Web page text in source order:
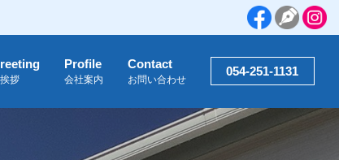
拶
Profile
会社案内
Contact
お問い合わせ
054-251-1131